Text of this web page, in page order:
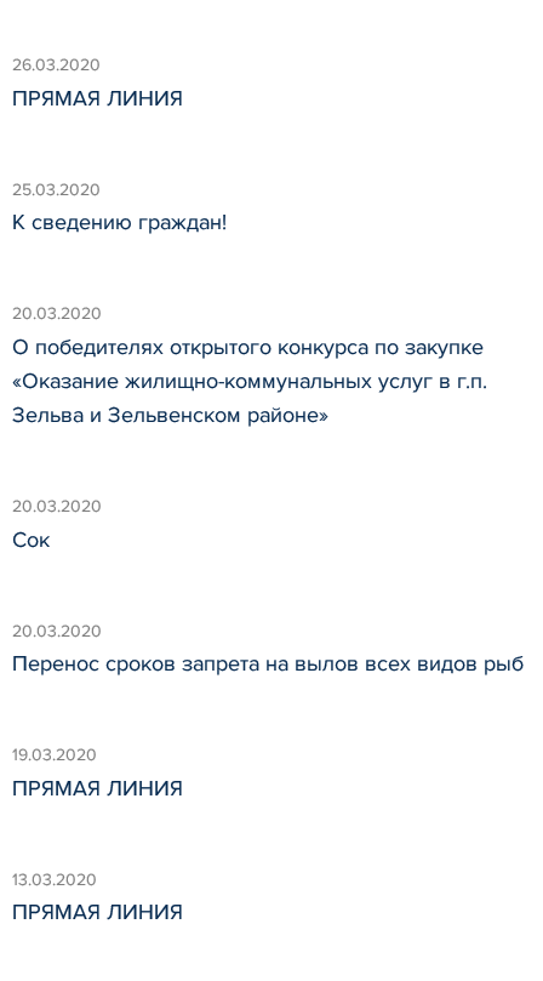
26.03.2020
ПРЯМАЯ ЛИНИЯ
25.03.2020
К сведению граждан!
20.03.2020
О победителях открытого конкурса по закупке
«Оказание жилищно-коммунальных услуг в г.п.
Зельва и Зельвенском районе»
20.03.2020
Сок
20.03.2020
Перенос сроков запрета на вылов всех видов рыб
19.03.2020
ПРЯМАЯ ЛИНИЯ
13.03.2020
ПРЯМАЯ ЛИНИЯ